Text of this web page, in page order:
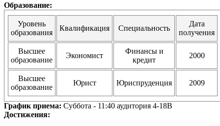
Образование:
Уровень
образования
Квалификация Специальность
Дата
получения
Высшее
образование
Экономист
Финансы и
кредит
2000
Высшее
образование
Юрист Юриспруденция 2009
График приема: Суббота - 11:40 аудитория 4-18В
Достижения: